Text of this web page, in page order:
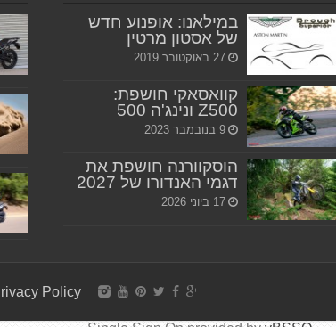
במילאנו: אופנוע חדש
של אסטון מרטין
27 באוקטובר 2019
קוואסאקי חושפת:
Z500 ונינג'ה 500
9 בנובמבר 2023
הוסקוורנה חושפת את
דגמי האנדורו של 2027
17 ביוני 2026
Policy